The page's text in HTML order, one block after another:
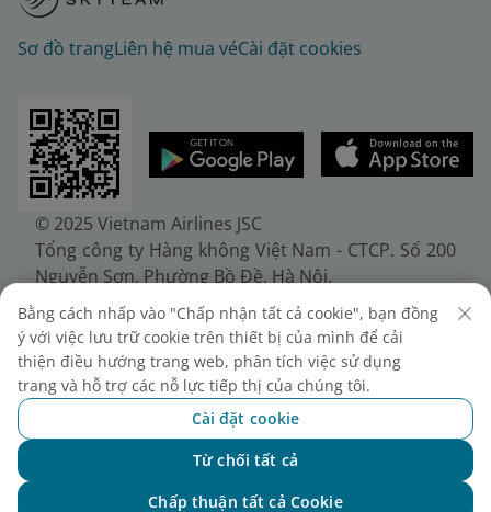
Sơ đồ trangLiên hệ mua véCài đặt cookies
© 2025 Vietnam Airlines JSC
Tổng công ty Hàng không Việt Nam - CTCP. Số 200
Nguyễn Sơn, Phường Bồ Đề, Hà Nội.
Điện thoại: (+84-24) 38272289. Fax: (+84-24)
38722375
Giấy chứng nhận đăng ký doanh nghiệp, mã số
doanh nghiệp 0100107518, đăng ký lần đầu ngày
30/6/2010, đăng ký thay đổi lần thứ 10 ngày
24/7/2025, cấp bởi Sở Tài chính Thành phố Hà Nội.
Bằng cách nhấp vào "Chấp nhận tất cả cookie", bạn đồng
ý với việc lưu trữ cookie trên thiết bị của mình để cải
thiện điều hướng trang web, phân tích việc sử dụng
trang và hỗ trợ các nỗ lực tiếp thị của chúng tôi.
Cài đặt cookie
Từ chối tất cả
Chấp thuận tất cả Cookie